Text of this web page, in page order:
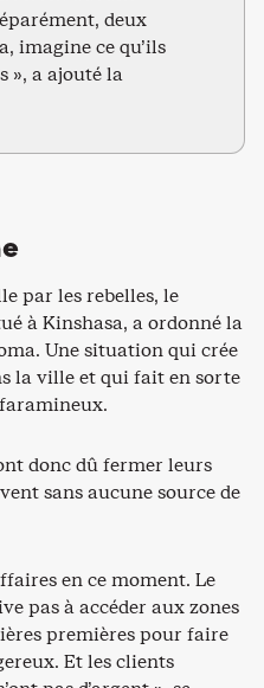
deux
imagine ce qu’ils
», a ajouté la
par les rebelles, le
à Kinshasa, a ordonné la
Une situation qui crée
la ville et qui fait en sorte
donc dû fermer leurs
sans aucune source de
en ce moment. Le
pas à accéder aux zones
premières pour faire
Et les clients